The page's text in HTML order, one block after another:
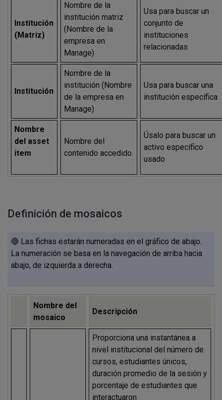
Institución
(Matriz)
Nombre de la
institución matriz
(Nombre de la
empresa en
Manage)
Usa para buscar un
conjunto de
instituciones
relacionadas
Institución
Nombre de la
institución (Nombre
de la empresa en
Manage)
Usa para buscar una
institución específica
Nombre
del asset
item
Nombre del
contenido accedido
Úsalo para buscar un
activo específico
usado
Definición de mosaicos
🔵 Las fichas estarán numeradas en el gráfico de abajo.
La numeración se basa en la navegación de arriba hacia
abajo, de izquierda a derecha.
Nombre del
mosaico
Descripción
Proporciona una instantánea a
nivel institucional del número de
cursos, estudiantes únicos,
duración promedio de la sesión y
porcentaje de estudiantes que
interactuaron